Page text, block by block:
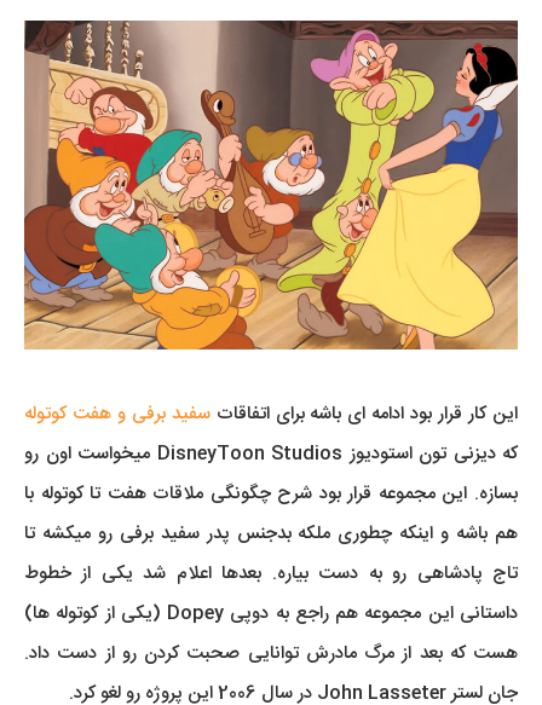
این کار قرار بود ادامه ای باشه برای اتفاقاتسفید برفی و هفت کوتوله
که دیزنی تون استودیوز DisneyToon Studios میخواست اون رو
بسازه. این مجموعه قرار بود شرح چگونگی ملاقات هفت تا کوتوله با
هم باشه و اینکه چطوری ملکه بدجنس پدر سفید برفی رو میکشه تا
تاج پادشاهی رو به دست بیاره. بعدها اعلام شد یکی از خطوط
داستانی این مجموعه هم راجع به دوپی Dopey (یکی از کوتوله ها)
هست که بعد از مرگ مادرش توانایی صحبت کردن رو از دست داد.
جان لستر John Lasseter در سال 2006 این پروژه رو لغو کرد.